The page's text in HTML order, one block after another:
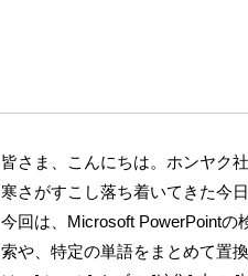
皆さま、こんにちは。ホンヤク社
寒さがすこし落ち着いてきた今
今回は、Microsoft PowerPointの
索や、特定の単語をまとめて置